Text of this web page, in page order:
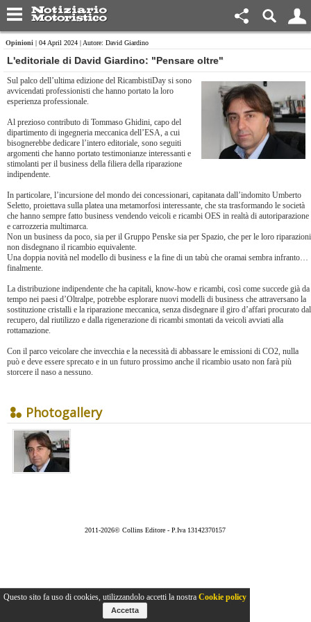
Opinioni | 04 April 2024 | Autore: David Giardino
L'editoriale di David Giardino: "Pensare oltre"
Sul palco dell’ultima edizione del RicambistiDay si sono
avvicendati professionisti che hanno portato la loro
esperienza professionale.
Al prezioso contributo di Tommaso Ghidini, capo del
dipartimento di ingegneria meccanica dell’ESA, a cui
bisognerebbe dedicare l’intero editoriale, sono seguiti
argomenti che hanno portato testimonianze interessanti e
stimolanti per il business della filiera della riparazione
indipendente.
In particolare, l’incursione del mondo dei concessionari, capitanata dall’indomito Umberto
Seletto, proiettava sulla platea una metamorfosi interessante, che sta trasformando le società
che hanno sempre fatto business vendendo veicoli e ricambi OES in realtà di autoriparazione
e carrozzeria multimarca.
Non un business da poco, sia per il Gruppo Penske sia per Spazio, che per le loro riparazioni
non disdegnano il ricambio equivalente.
Una doppia novità nel modello di business e la fine di un tabù che oramai sembra infranto…
finalmente.
La distribuzione indipendente che ha capitali, know-how e ricambi, così come succede già da
tempo nei paesi d’Oltralpe, potrebbe esplorare nuovi modelli di business che attraversano la
sostituzione cristalli e la riparazione meccanica, senza disdegnare il giro d’affari procurato dal
recupero, dal riutilizzo e dalla rigenerazione di ricambi smontati da veicoli avviati alla
rottamazione.
Con il parco veicolare che invecchia e la necessità di abbassare le emissioni di CO2, nulla
può e deve essere sprecato e in un futuro prossimo anche il ricambio usato non farà più
storcere il naso a nessuno.
Photogallery
2011-2026© Collins Editore - P.Iva 13142370157
Questo sito fa uso di cookies, utilizzandolo accetti la nostra Cookie policy
Accetta